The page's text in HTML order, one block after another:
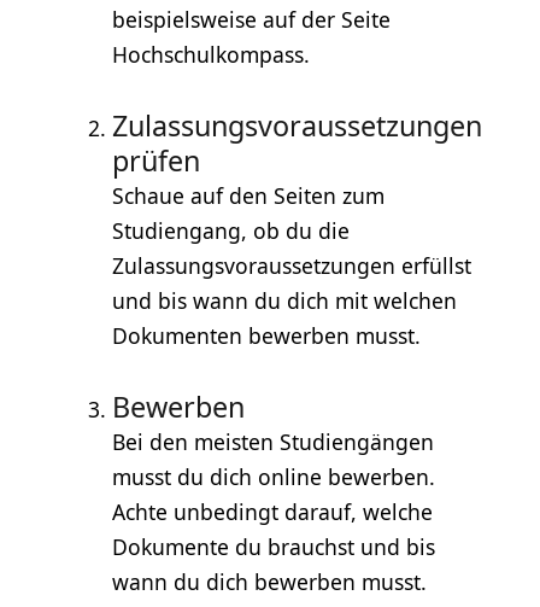
beispielsweise auf der Seite
Hochschulkompass.
Zulassungsvoraussetzungen
prüfen
Schaue auf den Seiten zum
Studiengang, ob du die
Zulassungsvoraussetzungen erfüllst
und bis wann du dich mit welchen
Dokumenten bewerben musst.
Bewerben
Bei den meisten Studiengängen
musst du dich online bewerben.
Achte unbedingt darauf, welche
Dokumente du brauchst und bis
wann du dich bewerben musst.